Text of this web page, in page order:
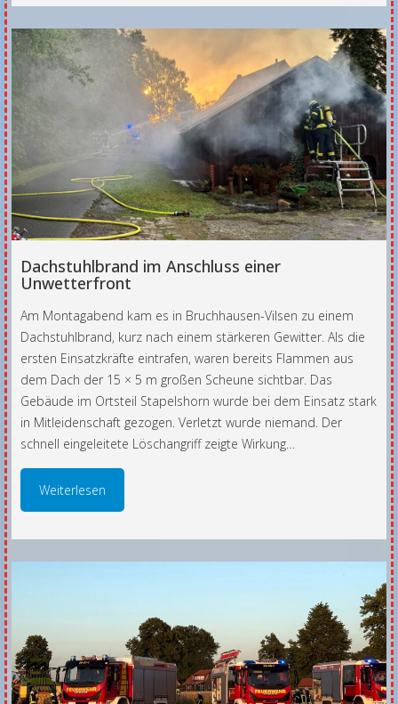
Dachstuhlbrand im Anschluss einer
Unwetterfront
Am Montagabend kam es in Bruchhausen-Vilsen zu einem
Dachstuhlbrand, kurz nach einem stärkeren Gewitter. Als die
ersten Einsatzkräfte eintrafen, waren bereits Flammen aus
dem Dach der 15 × 5 m großen Scheune sichtbar. Das
Gebäude im Ortsteil Stapelshorn wurde bei dem Einsatz stark
in Mitleidenschaft gezogen. Verletzt wurde niemand. Der
schnell eingeleitete Löschangriff zeigte Wirkung…
Weiterlesen